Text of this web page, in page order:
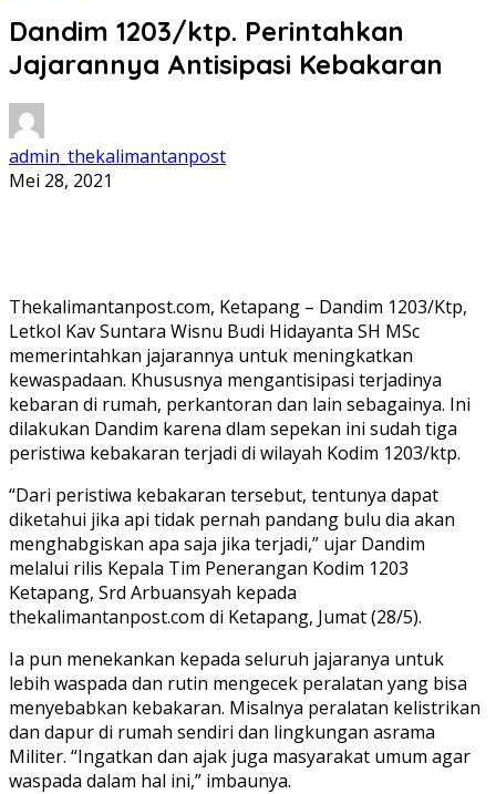
Dandim 1203/ktp. Perintahkan
Jajarannya Antisipasi Kebakaran
admin_thekalimantanpost
Mei 28, 2021
Thekalimantanpost.com, Ketapang – Dandim 1203/Ktp,
Letkol Kav Suntara Wisnu Budi Hidayanta SH MSc
memerintahkan jajarannya untuk meningkatkan
kewaspadaan. Khususnya mengantisipasi terjadinya
kebaran di rumah, perkantoran dan lain sebagainya. Ini
dilakukan Dandim karena dlam sepekan ini sudah tiga
peristiwa kebakaran terjadi di wilayah Kodim 1203/ktp.
“Dari peristiwa kebakaran tersebut, tentunya dapat
diketahui jika api tidak pernah pandang bulu dia akan
menghabgiskan apa saja jika terjadi,” ujar Dandim
melalui rilis Kepala Tim Penerangan Kodim 1203
Ketapang, Srd Arbuansyah kepada
thekalimantanpost.com di Ketapang, Jumat (28/5).
Ia pun menekankan kepada seluruh jajaranya untuk
lebih waspada dan rutin mengecek peralatan yang bisa
menyebabkan kebakaran. Misalnya peralatan kelistrikan
dan dapur di rumah sendiri dan lingkungan asrama
Militer. “Ingatkan dan ajak juga masyarakat umum agar
waspada dalam hal ini,” imbaunya.